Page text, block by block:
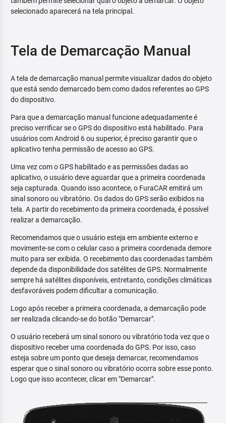
selecionado aparecerá na tela principal.
Tela de Demarcação Manual
A tela de demarcação manual permite visualizar dados do objeto
que está sendo demarcado bem como dados referentes ao GPS
do dispositivo.
Para que a demarcação manual funcione adequadamente é
preciso verrificar se o GPS do dispositivo está habilitado. Para
usuários com Android 6 ou superior, é preciso garantir que o
aplicativo tenha permissão de acesso ao GPS.
Uma vez com o GPS habilitado e as permissões dadas ao
aplicativo, o usuário deve aguardar que a primeira coordenada
seja capturada. Quando isso acontece, o FuraCAR emitirá um
sinal sonoro ou vibratório. Os dados do GPS serão exibidos na
tela. A partir do recebimento da primeira coordenada, é possível
realizar a demarcação.
Recomendamos que o usuário esteja em ambiente externo e
movimente-se com o celular caso a primeira coordenada demore
muito para ser exibida. O recebimento das coordenadas também
depende da disponibilidade dos satélites de GPS. Normalmente
sempre há satélites disponíveis, entretanto, condições climáticas
desfavoráveis podem dificultar a comunicação.
Logo após receber a primeira coordenada, a demarcação pode
ser realizada clicando-se do botão "Demarcar".
O usuário receberá um sinal sonoro ou vibratório toda vez que o
dispositivo receber uma coordenada do GPS. Por isso, caso
esteja sobre um ponto que deseja demarcar, recomendamos
esperar que o sinal sonoro ou vibratório ocorra sobre esse ponto.
Logo que isso acontecer, clicar em "Demarcar".